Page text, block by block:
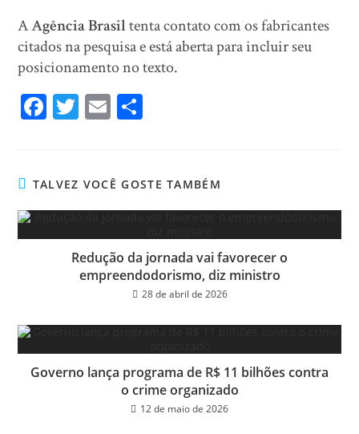
AAgência Brasiltenta contato com os fabricantes
citados na pesquisa e está aberta para incluir seu
posicionamento no texto.
Fa
ok
T
er
E
TALVEZ VOCÊ GOSTE TAMBÉM
Redução da jornada vai favorecer o
empreendodorismo, diz ministro
28 de abril de 2026
Governo lança programa de R$ 11 bilhões contra
o crime organizado
12 de maio de 2026